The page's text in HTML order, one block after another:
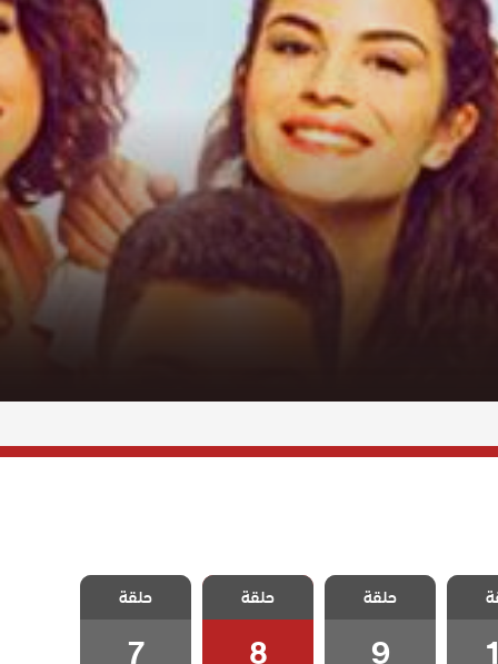
مسلسل اسمه
سعادة الحلقة 9
حلقة
9
مسلسل اسمه
سعادة الحلقة 8
حلقة
8
مسلسل اسمه
سعادة الحلقة 7
حلقة
7